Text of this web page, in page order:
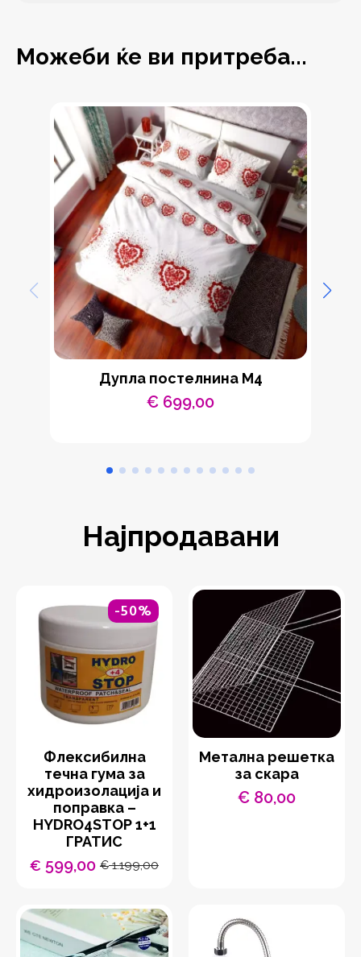
Можеби ќе ви притреба...
Дупла постелнина М4
€ 699,00
Најпродавани
-50%
Флексибилна
течна гума за
хидроизолација и
поправка –
HYDRO4STOP 1+1
ГРАТИС
€1.199,00
Original
was:
€ 1.199,00.
€ 599,00Current
is:
€ 599,00.
Метална решетка
за скара
€ 80,00